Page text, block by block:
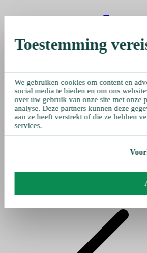
Toestemming
We gebruiken cookies om content en
social media te bieden en om ons
over uw gebruik van onze site met onze
analyse. Deze partners kunnen deze
aan ze heeft verstrekt of die ze hebben
services.